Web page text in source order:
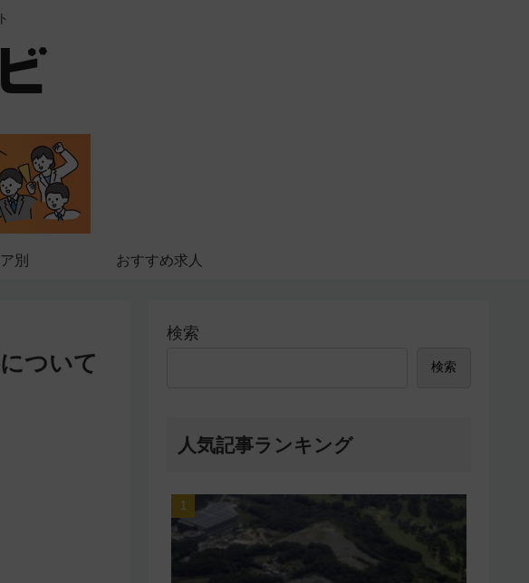
別 おすすめ求人
ついて
検索
検索
人気記事ランキング